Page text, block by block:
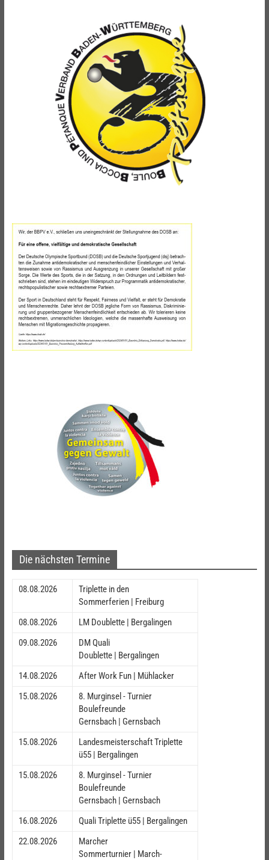
Die nächsten Termine
08.08.2026
Triplette in den
Sommerferien | Freiburg
08.08.2026
LM Doublette | Bergalingen
09.08.2026
DM Quali
Doublette | Bergalingen
14.08.2026
After Work Fun | Mühlacker
15.08.2026
8. Murginsel - Turnier
Boulefreunde
Gernsbach | Gernsbach
15.08.2026
Landesmeisterschaft Triplette
ü55 | Bergalingen
15.08.2026
8. Murginsel - Turnier
Boulefreunde
Gernsbach | Gernsbach
16.08.2026
Quali Triplette ü55 | Bergalingen
22.08.2026
Marcher
Sommerturnier | March-